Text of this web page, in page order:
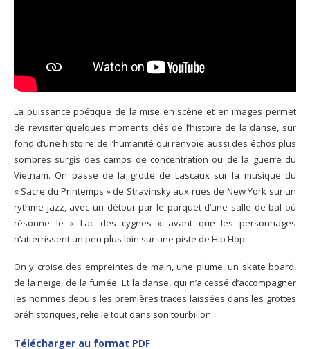
La puissance poétique de la mise en scène et en images permet
de revisiter quelques moments clés de l’histoire de la danse, sur
fond d’une histoire de l’humanité qui renvoie aussi des échos plus
sombres surgis des camps de concentration ou de la guerre du
Vietnam. On passe de la grotte de Lascaux sur la musique du
« Sacre du Printemps » de Stravinsky aux rues de New York sur un
rythme jazz, avec un détour par le parquet d’une salle de bal où
résonne le « Lac des cygnes » avant que les personnages
n’atterrissent un peu plus loin sur une piste de Hip Hop.
On y croise des empreintes de main, une plume, un skate board,
de la neige, de la fumée. Et la danse, qui n’a cessé d’accompagner
les hommes depuis les premières traces laissées dans les grottes
préhistoriques, relie le tout dans son tourbillon.
Télécharger au format PDF